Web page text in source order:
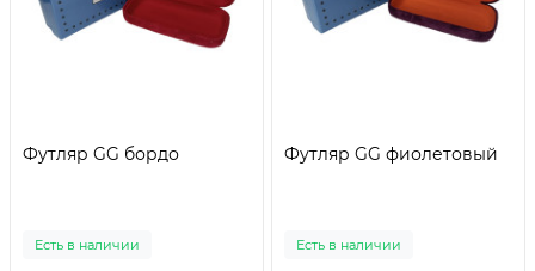
Футляр GG бордо
Есть в наличии
Футляр GG фиолетовый
Есть в наличии